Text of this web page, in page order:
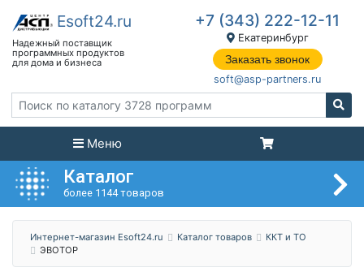
+7 (343) 222-12-11
Екатеринбург
Заказать звонок
soft@asp-partners.ru
Меню
Каталог
более 1144 товаров
Интернет-магазин Esoft24.ru Каталог товаров
ККТ и ТО
ЭВОТОР